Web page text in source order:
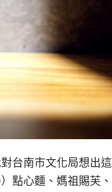
台南市文化局想出這
點心麵、媽祖賜芙、